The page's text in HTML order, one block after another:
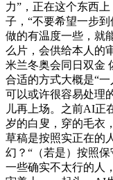
力”，正在这个东西
子，“不要希望一步
做的有温度一些，就
么片，会供给本人的
米兰冬奥会同日双金
合适的方式大概是“
可以或许很容易处理
儿再上场。之前AI正
岁的白叟，穿的毛衣
草稿是按照实正在的
幻？“（若是）按照
一些确实不太行的人